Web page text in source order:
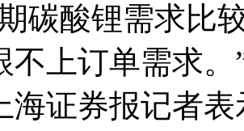
酸锂需求比较
不上订单需求
海证券报记者